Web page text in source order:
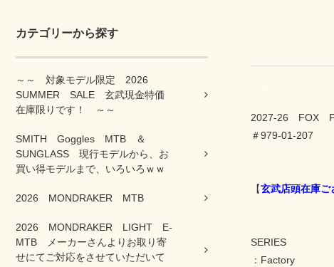
カテゴリーから探す
～～ 対象モデル限定 2026
SUMMER SALE 玄武現金特価
在庫限りです！ ～～
SMITH Goggles MTB ＆
SUNGLASS 現行モデルから、お
買い得モデルまで、いろいろｗｗ
2026 MONDRAKER MTB
2026 MONDRAKER LIGHT E-
MTB メーカーさんよりお取り寄
せにてご対応をさせていただいて
2027-26 FOX
＃979-01-207
【玄武店頭在庫
SERIES
：Factory